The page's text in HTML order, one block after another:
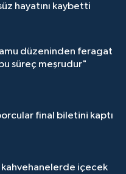
hayatını kaybetti
düzeninden feragat
süreç meşrudur"
final biletini kaptı
kahvehanelerde içecek